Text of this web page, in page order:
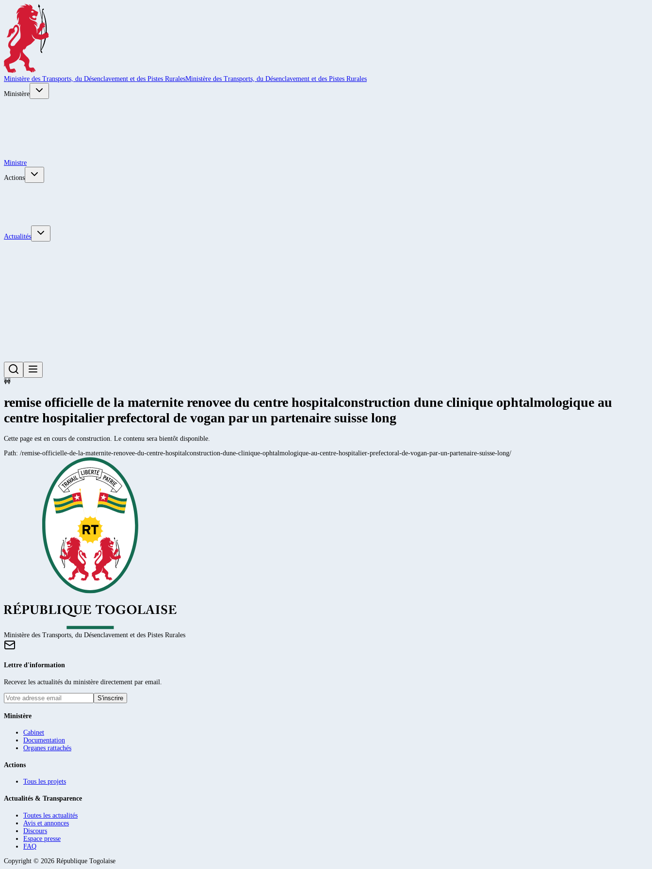
Ministère des Transports, du Désenclavement et des Pistes RuralesMinistère des Transports, du Désenclavement et des Pistes Rurales
Ministère
Ministre
Actions
Actualités
🚧
remise officielle de la maternite renovee du centre hospitalconstruction dune clinique ophtalmologique au
centre hospitalier prefectoral de vogan par un partenaire suisse long
Cette page est en cours de construction. Le contenu sera bientôt disponible.
Path: /remise-officielle-de-la-maternite-renovee-du-centre-hospitalconstruction-dune-clinique-ophtalmologique-au-centre-hospitalier-prefectoral-de-vogan-par-un-partenaire-suisse-long/
Ministère des Transports, du Désenclavement et des Pistes Rurales
Lettre d'information
Recevez les actualités du ministère directement par email.
S'inscrire
Ministère
Cabinet
Documentation
Organes rattachés
Actions
Tous les projets
Actualités & Transparence
Toutes les actualités
Avis et annonces
Discours
Espace presse
FAQ
Copyright © 2026 République Togolaise